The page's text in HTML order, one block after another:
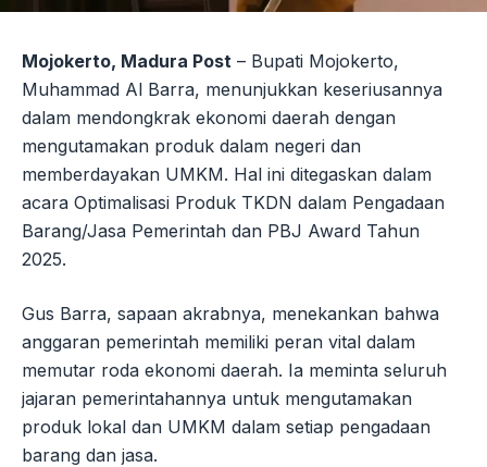
Mojokerto, Madura Post – Bupati Mojokerto,
Muhammad Al Barra, menunjukkan keseriusannya
dalam mendongkrak ekonomi daerah dengan
mengutamakan produk dalam negeri dan
memberdayakan UMKM. Hal ini ditegaskan dalam
acara Optimalisasi Produk TKDN dalam Pengadaan
Barang/Jasa Pemerintah dan PBJ Award Tahun
2025.
Gus Barra, sapaan akrabnya, menekankan bahwa
anggaran pemerintah memiliki peran vital dalam
memutar roda ekonomi daerah. Ia meminta seluruh
jajaran pemerintahannya untuk mengutamakan
produk lokal dan UMKM dalam setiap pengadaan
barang dan jasa.